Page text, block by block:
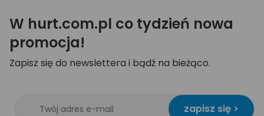
W hurt.com.pl co tydzień nowa
promocja!
Zapisz się do newslettera i bądź na bieżąco.
zapisz się >